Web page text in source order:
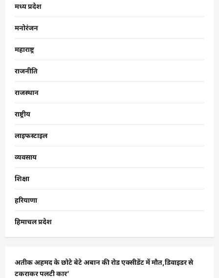
मध्य प्रदेश
मनोरंजन
महाराष्ट्र
राजनीति
राजस्थान
राष्ट्रीय
लाइफस्टाइल
व्यवसाय
शिक्षा
हरियाणा
हिमाचल प्रदेश
अतीक अहमद के छोटे बेटे अबान की रोड एक्सीडेंट में मौत,डिवाइडर से
टकराकर पलटी कार’